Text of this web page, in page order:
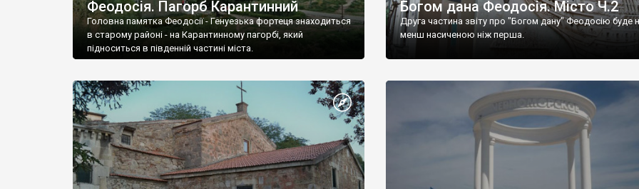
Феодосія. Пагорб Карантинний
Головна памятка Феодосії - Генуезька фортеця знаходиться
в старому районі - на Карантинному пагорбі, який
підноситься в південній частині міста.
Богом дана Феодосія. Місто Ч.2
Друга частина звіту про "Богом дану" Феодосію буде
менш насиченою ніж перша.